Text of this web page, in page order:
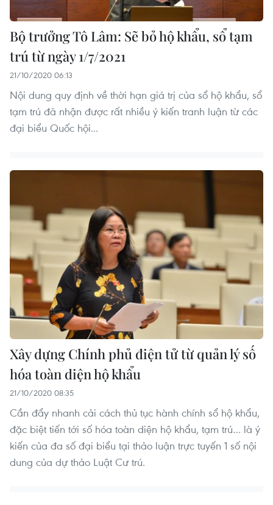
Bộ trưởng Tô Lâm: Sẽ bỏ hộ khẩu, sổ tạm
trú từ ngày 1/7/2021
21/10/2020 06:13
Nội dung quy định về thời hạn giá trị của sổ hộ khẩu, sổ
tạm trú đã nhận được rất nhiều ý kiến tranh luận từ các
đại biểu Quốc hội...
Xây dựng Chính phủ điện tử từ quản lý số
hóa toàn diện hộ khẩu
21/10/2020 08:35
Cần đẩy nhanh cải cách thủ tục hành chính sổ hộ khẩu,
đặc biệt tiến tới số hóa toàn diện hộ khẩu, tạm trú… là ý
kiến của đa số đại biểu tại thảo luận trực tuyến 1 số nội
dung của dự thảo Luật Cư trú.